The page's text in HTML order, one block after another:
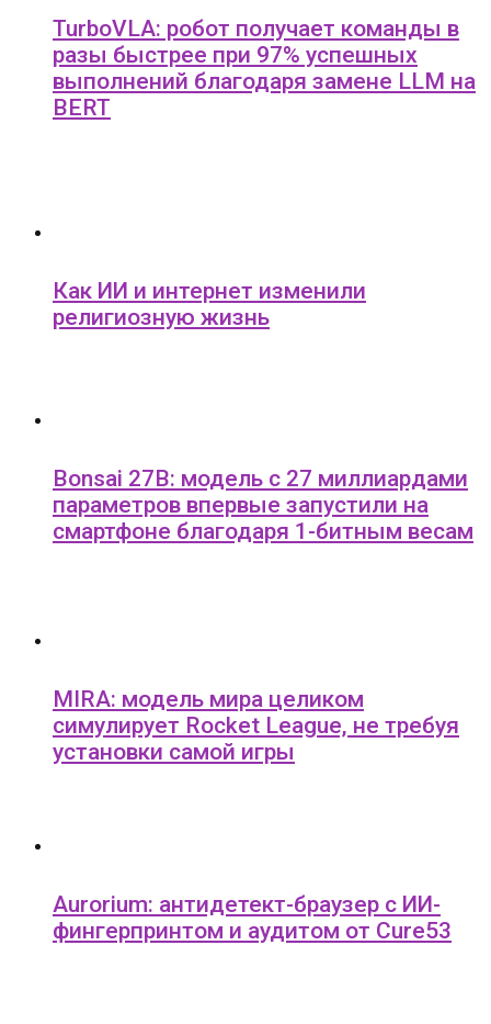
TurboVLA: робот получает команды в
разы быстрее при 97% успешных
выполнений благодаря замене LLM на
BERT
Как ИИ и интернет изменили
религиозную жизнь
Bonsai 27B: модель с 27 миллиардами
параметров впервые запустили на
смартфоне благодаря 1-битным весам
MIRA: модель мира целиком
симулирует Rocket League, не требуя
установки самой игры
Aurorium: антидетект-браузер с ИИ-
фингерпринтом и аудитом от Cure53